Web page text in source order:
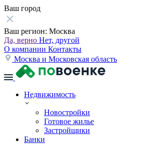
Ваш город
Ваш регион: Москва
Да, верно Нет, другой
О компании Контакты
Москва и Московская область
Недвижимость
Новостройки
Готовое жилье
Застройщики
Банки